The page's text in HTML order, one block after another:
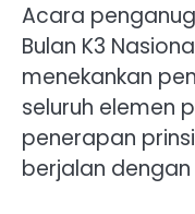
Acara
Bulan K3
menekankan
seluruh elemen
penerapan
berjalan